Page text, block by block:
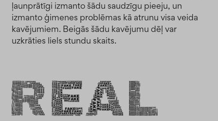
ļaunprātīgi izmanto šādu saudzīgu pieeju, un
izmanto ģimenes problēmas kā atrunu visa veida
kavējumiem. Beigās šādu kavējumu dēļ var
uzkrāties liels stundu skaits.